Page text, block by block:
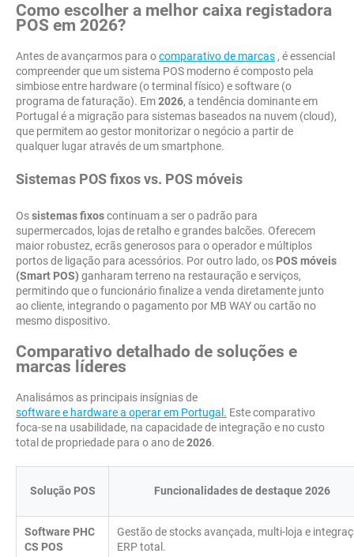
Como escolher a melhor caixa registadora
POS em 2026?
Antes de avançarmos para ocomparativo de marcas , é essencial
compreender que um sistema POS moderno é composto pela
simbiose entre hardware (o terminal físico) e software (o
programa de faturação). Em2026, a tendência dominante em
Portugal é a migração para sistemas baseados na nuvem (cloud),
que permitem ao gestor monitorizar o negócio a partir de
qualquer lugar através de um smartphone.
Sistemas POS fixos vs. POS móveis
Ossistemas fixoscontinuam a ser o padrão para
supermercados, lojas de retalho e grandes balcões. Oferecem
maior robustez, ecrãs generosos para o operador e múltiplos
portos de ligação para acessórios. Por outro lado, os POS móveis
(Smart POS) ganharam terreno na restauração e serviços,
permitindo que o funcionário finalize a venda diretamente junto
ao cliente, integrando o pagamento por MB WAY ou cartão no
mesmo dispositivo.
Comparativo detalhado de soluções e
marcas líderes
Analisámos as principais insígnias de
software e hardware a operar em Portugal. Este comparativo
foca-se na usabilidade, na capacidade de integração e no custo
total de propriedade para o ano de2026.
Solução POS Funcionalidades de destaque 2026
Software PHC
CS POS
Gestão de stocks avançada, multi-loja e
ERP total.